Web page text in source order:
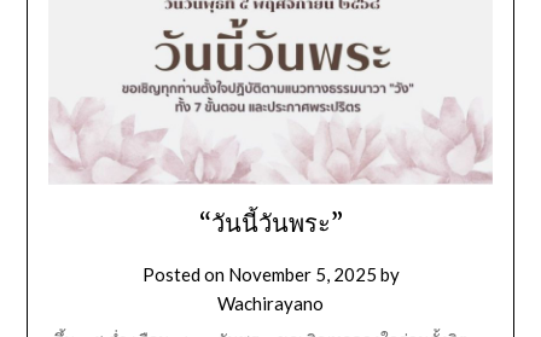
“วันนี้วันพระ”
Posted on November 5, 2025 by
Wachirayano